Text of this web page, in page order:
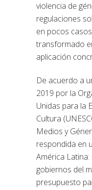
violencia de
regulaciones
en pocos
transformado
aplicación
De acuerdo a
2019 por la
Unidas para la
Cultura
Medios y
respondida en
América
gobiernos del
presupuesto